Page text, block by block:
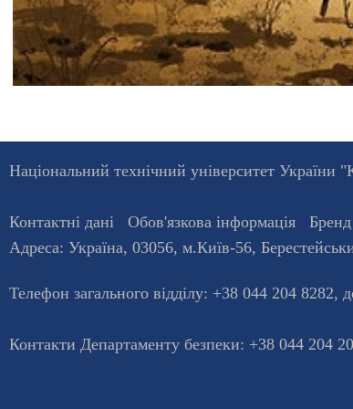
Національний технічний університет України
Контактні дані Обов'язкова інформація
Адреса: Україна, 03056, м.Київ-56,
Телефон загального відділу: +38 044 204 8282,
Контакти Департаменту безпеки: +38 044 204